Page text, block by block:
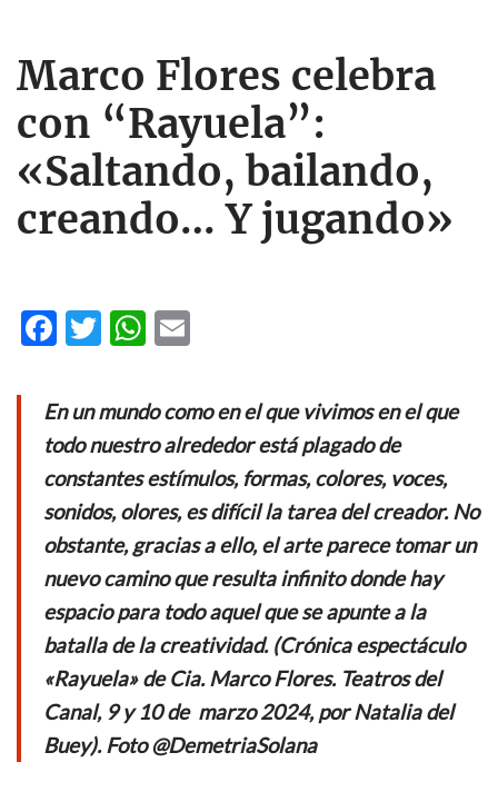
Marco Flores celebra
con “Rayuela”:
«Saltando, bailando,
creando… Y jugando»
F
e
b
o
o
k
T
itt
er
W
at
s
A
p
p
ail
En un mundo como en el que vivimos en el que
todo nuestro alrededor está plagado de
constantes estímulos, formas, colores, voces,
sonidos, olores, es difícil la tarea del creador. No
obstante, gracias a ello, el arte parece tomar un
nuevo camino que resulta infinito donde hay
espacio para todo aquel que se apunte a la
batalla de la creatividad. (Crónica espectáculo
«Rayuela» de Cia. Marco Flores. Teatros del
Canal, 9 y 10 de marzo 2024, por Natalia del
Buey). Foto @DemetriaSolana